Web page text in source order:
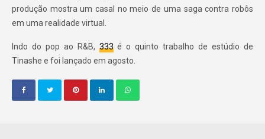
produção mostra um casal no meio de uma saga contra robôs
em uma realidade virtual.
Indo do pop ao R&B, 333é o quinto trabalho de estúdio de
Tinashe e foi lançado em agosto.